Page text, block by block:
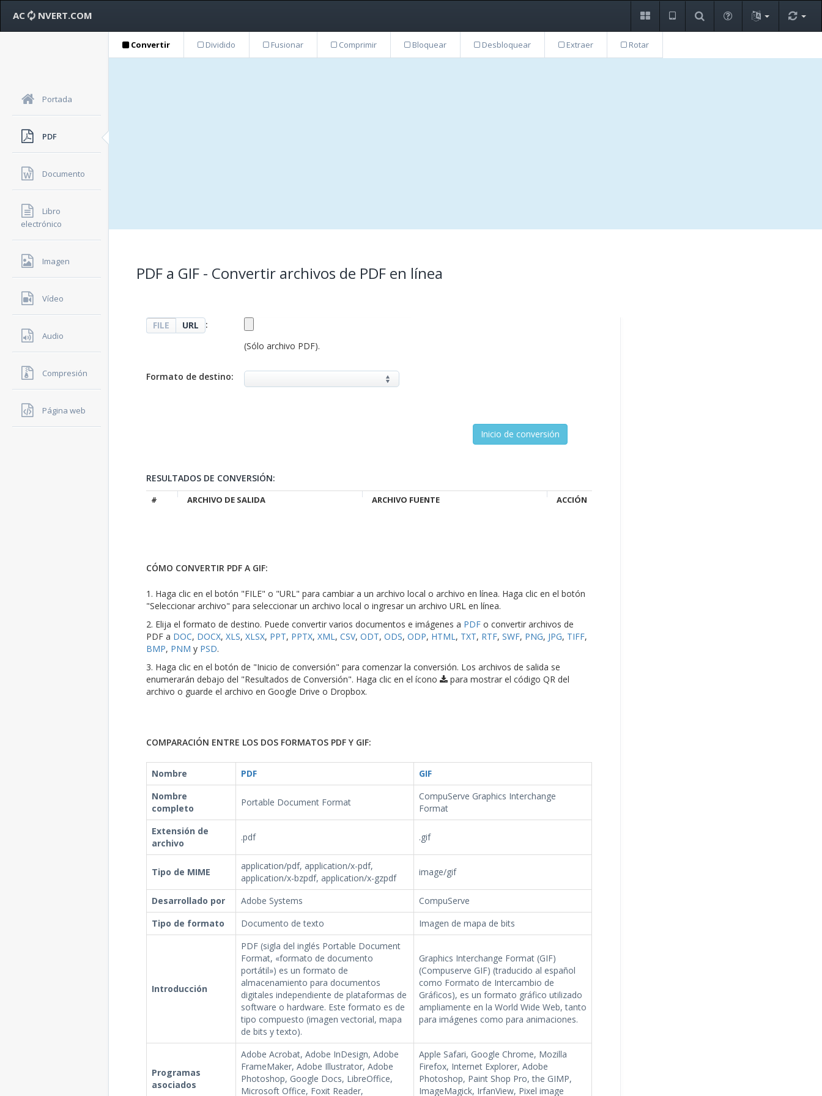
AC NVERT.COM
Portada
PDF
Documento
Libro
electrónico
Imagen
Vídeo
Audio
Compresión
Página web
Convertir Dividido Fusionar Comprimir Bloquear Desbloquear Extraer Rotar
PDF a GIF - Convertir archivos de PDF en línea
FILE URL
:
(Sólo archivo PDF).
Formato de destino:
RESULTADOS DE CONVERSIÓN:
# ARCHIVO DE SALIDA ARCHIVO FUENTE ACCIÓN
CÓMO CONVERTIR PDF A GIF:
1. Haga clic en el botón "FILE" o "URL" para cambiar a un archivo local o archivo en línea. Haga clic en el botón
"Seleccionar archivo" para seleccionar un archivo local o ingresar un archivo URL en línea.
2. Elija el formato de destino. Puede convertir varios documentos e imágenes a PDFo convertir archivos de
PDF a DOC, DOCX, XLS, XLSX, PPT, PPTX, XML, CSV, ODT, ODS, ODP, HTML, TXT, RTF, SWF, PNG, JPG, TIFF,
BMP, PNM y PSD.
3. Haga clic en el botón de "Inicio de conversión" para comenzar la conversión. Los archivos de salida se
enumerarán debajo del "Resultados de Conversión". Haga clic en el ícono
para mostrar el código QR del
archivo o guarde el archivo en Google Drive o Dropbox.
COMPARACIÓN ENTRE LOS DOS FORMATOS PDF Y GIF:
Nombre PDF
GIF
Nombre
completo
Portable Document Format
CompuServe Graphics Interchange
Format
Extensión de
archivo
.pdf .gif
Tipo de MIME
application/pdf, application/x-pdf,
application/x-bzpdf, application/x-gzpdf
image/gif
Desarrollado por Adobe Systems
CompuServe
Tipo de formato
Documento de texto Imagen de mapa de bits
Introducción
PDF (sigla del inglés Portable Document
Format, «formato de documento
portátil») es un formato de
almacenamiento para documentos
digitales independiente de plataformas de
software o hardware. Este formato es de
tipo compuesto (imagen vectorial, mapa
de bits y texto).
Graphics Interchange Format (GIF)
(Compuserve GIF) (traducido al español
como Formato de Intercambio de
Gráficos), es un formato gráfico utilizado
ampliamente en la World Wide Web, tanto
para imágenes como para animaciones.
Programas
asociados
Adobe Acrobat, Adobe InDesign, Adobe
FrameMaker, Adobe Illustrator, Adobe
Photoshop, Google Docs, LibreOffice,
Microsoft Office, Foxit Reader,
Apple Safari, Google Chrome, Mozilla
Firefox, Internet Explorer, Adobe
Photoshop, Paint Shop Pro, the GIMP,
ImageMagick, IrfanView, Pixel image